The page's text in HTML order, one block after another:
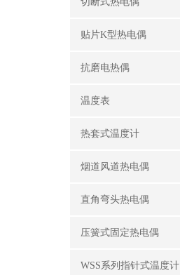
贴片K型热电偶
抗磨电热偶
温度表
热套式温度计
烟道风道热电偶
直角弯头热电偶
压簧式固定热电偶
WSS系列指针式温度计